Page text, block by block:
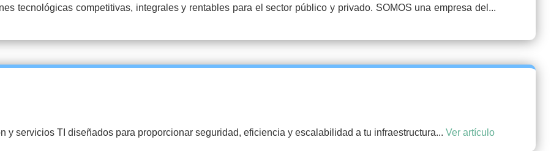
tecnológicas competitivas, integrales y rentables para el sector público y privado. SOMOS una empresa del...
y servicios TI diseñados para proporcionar seguridad, eficiencia y escalabilidad a tu infraestructura... Ver artículo